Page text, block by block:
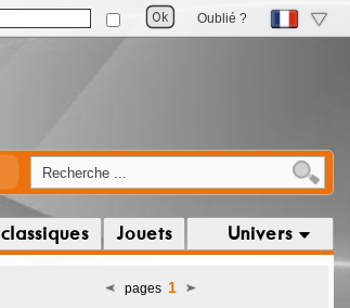
Oublié ?
classiques Jouets Univers
pages 1